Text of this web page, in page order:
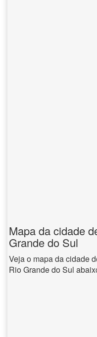
Mapa da cidade
Grande do Sul
Veja o mapa da cidade
Rio Grande do Sul